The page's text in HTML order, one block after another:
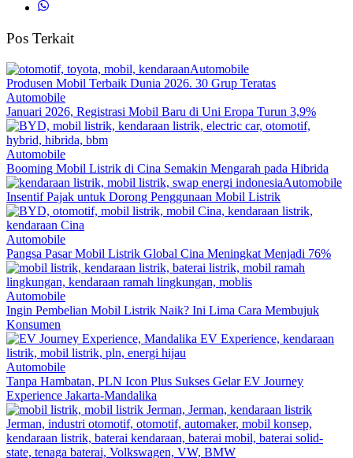
Pos Terkait
Automobile
Produsen Mobil Terbaik Dunia 2026. 30 Grup Teratas
Automobile
Januari 2026, Registrasi Mobil Baru di Uni Eropa Turun 3,9%
Automobile
Booming Mobil Listrik di Cina Semakin Mengarah pada Hibrida
Automobile
Insentif Pajak untuk Dorong Penggunaan Mobil Listrik
Automobile
Pangsa Pasar Mobil Listrik Global Cina Meningkat Menjadi 76%
Automobile
Ingin Pembelian Mobil Listrik Naik? Ini Lima Cara Membujuk
Konsumen
Automobile
Tanpa Hambatan, PLN Icon Plus Sukses Gelar EV Journey
Experience Jakarta-Mandalika